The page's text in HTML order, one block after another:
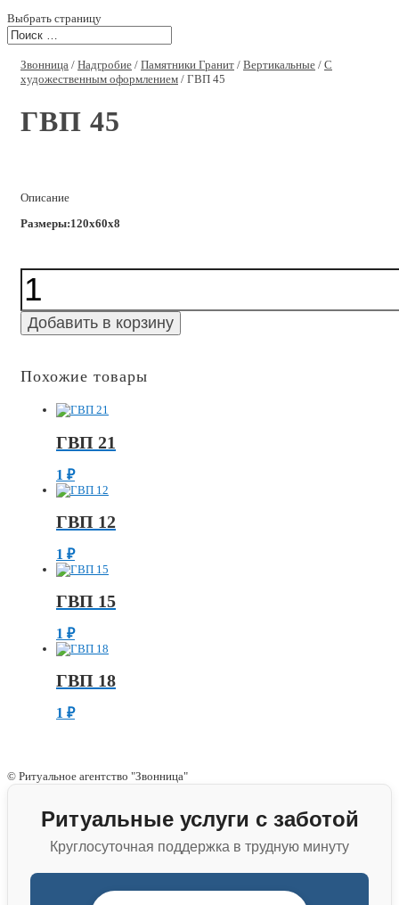
Выбрать страницу
Звонница / Надгробие / Памятники Гранит / Вертикальные / С
художественным оформлением / ГВП 45
ГВП 45
Описание
Размеры:120x60x8
Количество
ГВП
45
Добавить в корзину
Похожие товары
ГВП 21
1 ₽
ГВП 12
1 ₽
ГВП 15
1 ₽
ГВП 18
1 ₽
© Ритуальное агентство "Звонница"
Ритуальные услуги с заботой
Круглосуточная поддержка в трудную минуту